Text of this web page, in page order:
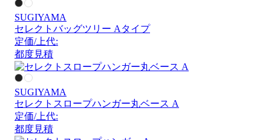
SUGIYAMA
セレクトバッグツリー Aタイプ
定価/上代:
都度見積
SUGIYAMA
セレクトスロープハンガー丸ベース A
定価/上代:
都度見積